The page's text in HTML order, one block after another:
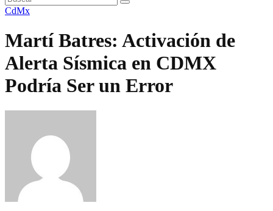
CdMx
Martí Batres: Activación de
Alerta Sísmica en CDMX
Podría Ser un Error